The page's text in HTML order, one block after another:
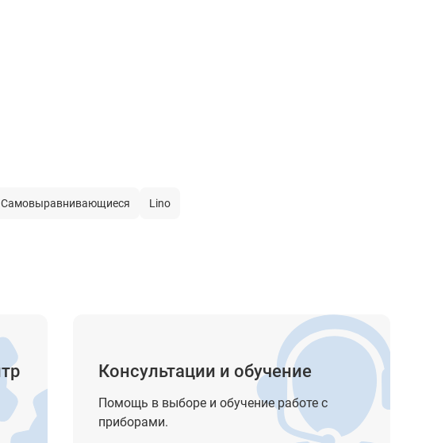
Самовыравнивающиеся Lino
Консультации и обучение
Помощь в выборе и обучение работе с
приборами.